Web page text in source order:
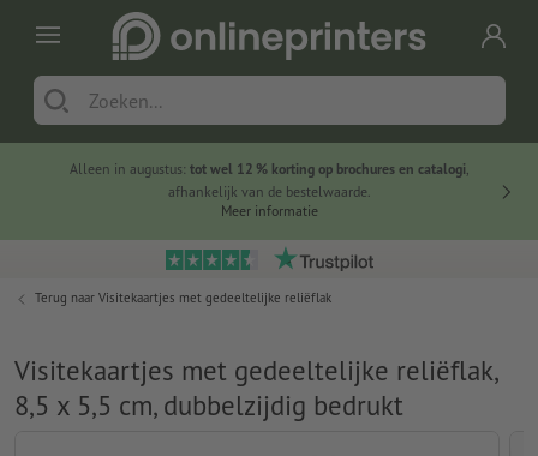
Alleen in augustus: tot wel 12 % korting op brochures en catalogi,
afhankelijk van de bestelwaarde.
Meer informatie
Terug naar Visitekaartjes met gedeeltelijke reliëflak
Visitekaartjes met gedeeltelijke reliëflak,
8,5 x 5,5 cm, dubbelzijdig bedrukt